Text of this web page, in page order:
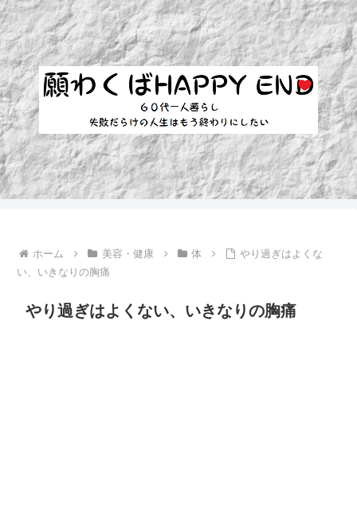
ホーム 美容・健康 体
やり過ぎはよくな
い、いきなりの胸痛
やり過ぎはよくない、いきなりの胸痛